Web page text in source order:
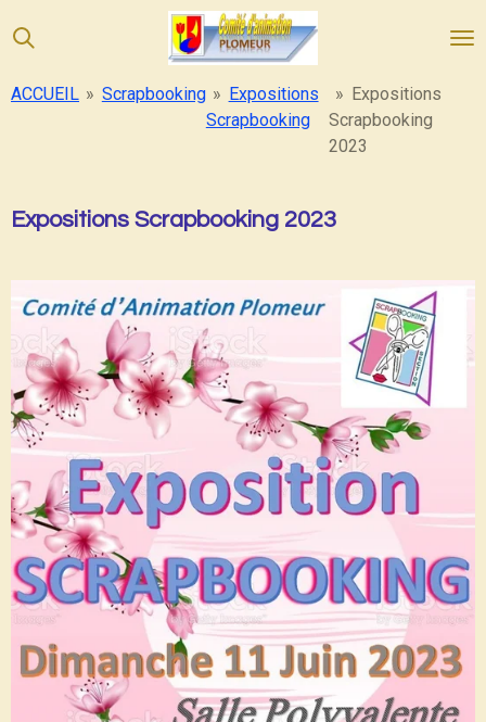
au
principal
ACCUEIL » Scrapbooking » Expositions
Scrapbooking
» Expositions
Scrapbooking
2023
Expositions Scrapbooking 2023